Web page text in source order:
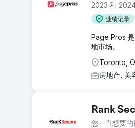
2023 和
业绩记录
Page Pros
地市场。
Toronto,
房地产, 美
Rank
您一直想要